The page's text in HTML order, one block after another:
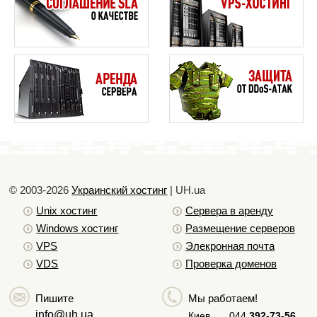
тяжелых элементов лишь усугубляет задачу.
Поберегите трафик ваших пользователей. Визит
на ваш сайт должен стать праздником, а не
очередным ночным кошмаром.
Правильное расположение контента
Информация, именно за этим гость приходит на
ваш сайт. Поэтому создавая дизайн основное
должен быть читаемым и понятным. Сиреневые
буквы на черном фоне не только едва заметны, но
и абсолютно не читаемы.
Три проблемы современных дизайнов сайта
Уникальный дизайн или как не стать заложником
собственной креативности
Важно ли наличие фирменного стиля сайта
© 2003-2026Украинский хостинг | UH.ua
Unix хостинг
Windows хостинг
VPS
VDS
Сервера в аренду
Размещение серверов
Элекронная почта
Проверка доменов
Пишите
info@uh.ua
Мы работаем!